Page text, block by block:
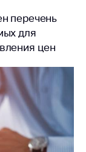
перечень
для
цен